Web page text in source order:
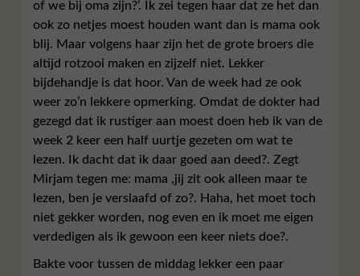
of we bij oma zijn?’. Ik zei tegen haar dat ze het dan
ook zo netjes moest houden want dan is mama ook
blij. Maar volgens haar zijn het de grote broers die
altijd rotzooi maken en zijzelf niet. Lekker
bijdehandje is dat hoor. Van de week had ze ook
weer zo’n lekkere opmerking. Omdat de dokter had
gezegd dat ik rustiger aan moest doen heb ik van de
week 2 keer een half uurtje gezeten om wat te
lezen. Ik dacht dat ik daar goed aan deed?. Zegt
Mirjam tegen me: mama ,jij zit ook alleen maar te
lezen, ben je verslaafd of zo?. Haha, het moet toch
niet gekker worden, nog even en ik moet me eigen
verdedigen als ik gewoon een keer niets doe?.
Bakte voor tussen de middag lekker een paar